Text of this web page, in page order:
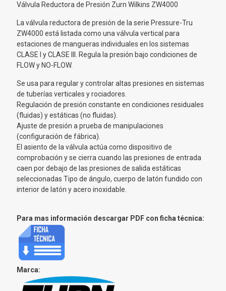
Válvula Reductora de Presión Zurn Wilkins ZW4000
La válvula reductora de presión de la serie Pressure-Tru
ZW4000 está listada como una válvula vertical para
estaciones de mangueras individuales en los sistemas
CLASE I y CLASE III. Regula la presión bajo condiciones de
FLOW y NO-FLOW.
Se usa para regular y controlar altas presiones en sistemas
de tuberías verticales y rociadores.
Regulación de presión constante en condiciones residuales
(fluidas) y estáticas (no fluidas).
Ajuste de presión a prueba de manipulaciones
(configuración de fábrica).
El asiento de la válvula actúa como dispositivo de
comprobación y se cierra cuando las presiones de entrada
caen por debajo de las presiones de salida estáticas
seleccionadas Tipo de ángulo, cuerpo de latón fundido con
interior de latón y acero inoxidable.
Para mas información descargar PDF con ficha técnica:
Marca: